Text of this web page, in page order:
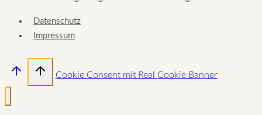
Datenschutz
Impressum
Cookie Consent mit Real Cookie Banner